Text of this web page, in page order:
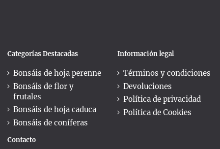
Categorías Destacadas
Bonsáis de hoja perenne
Bonsáis de flor y
frutales
Bonsáis de hoja caduca
Bonsáis de coníferas
Información legal
Términos y condiciones
Devoluciones
Política de privacidad
Política de Cookies
Contacto